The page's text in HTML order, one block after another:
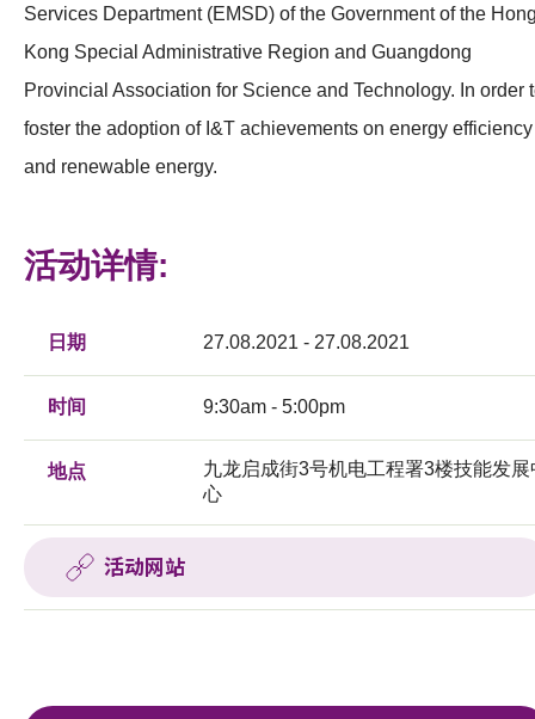
Services Department (EMSD) of the Government of the
Kong Special Administrative Region and Guangdong
Provincial Association for Science and Technology. In order
foster the adoption of I&T achievements on energy efficiency
and renewable energy.
活动详情:
日期 27.08.2021 - 27.08.2021
时间 9:30am - 5:00pm
地点
九龙启成街3号机电工程署3楼技能发展
心
活动网站